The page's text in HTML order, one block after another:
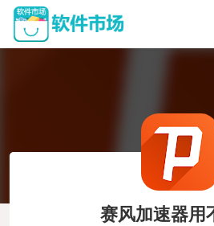
赛风加速器用